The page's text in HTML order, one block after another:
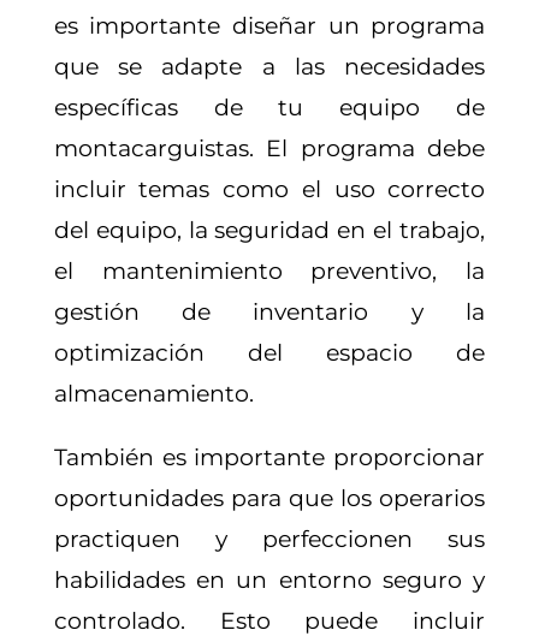
es importante diseñar un programa
que se adapte a las necesidades
específicas de tu equipo de
montacarguistas. El programa debe
incluir temas como el uso correcto
del equipo, la seguridad en el trabajo,
el mantenimiento preventivo, la
gestión de inventario y la
optimización del espacio de
almacenamiento.
También es importante proporcionar
oportunidades para que los operarios
practiquen y perfeccionen sus
habilidades en un entorno seguro y
controlado. Esto puede incluir